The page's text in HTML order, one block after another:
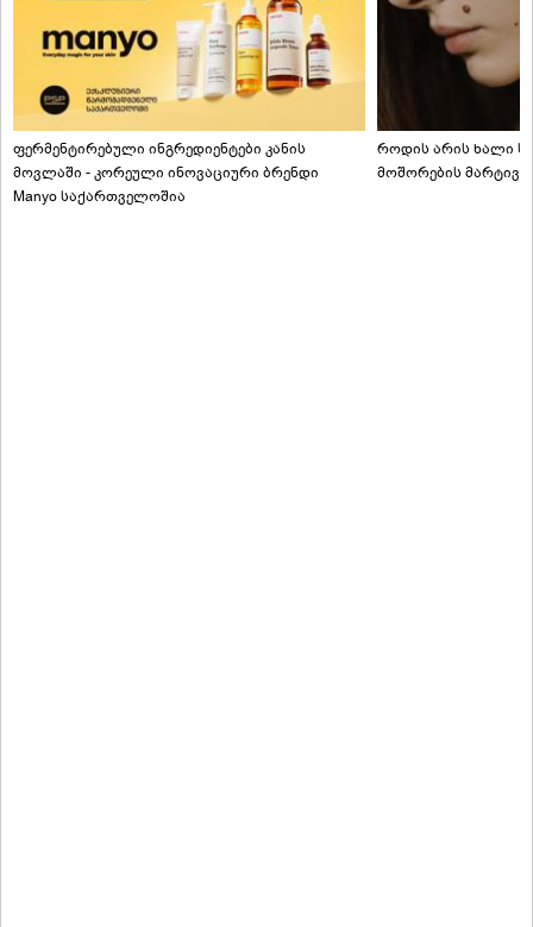
ფერმენტირებული ინგრედიენტები კანის
მოვლაში - კორეული ინოვაციური ბრენდი
Manyo საქართველოშია
როდის არის ხალი
მოშორების